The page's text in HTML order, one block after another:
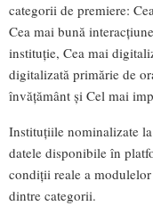
categorii de premiere:
Cea mai bună
instituție, Cea mai
digitalizată primărie de
învățământ și Cel mai
Instituțiile nominalizate
datele disponibile în
condiții reale a
dintre categorii.